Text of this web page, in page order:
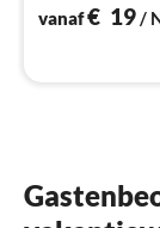
vanaf€ 19/